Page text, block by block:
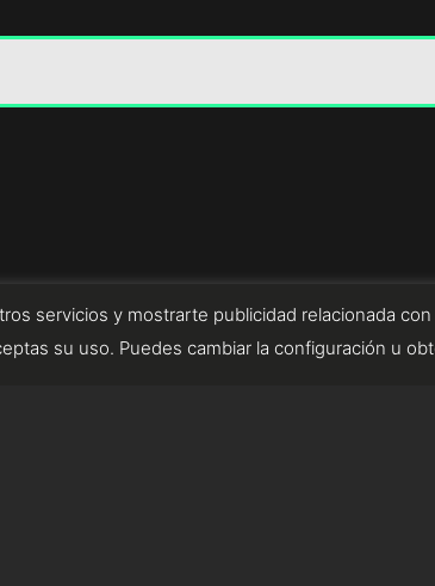
servicios y mostrarte publicidad relacionada
su uso. Puedes cambiar la configuración u